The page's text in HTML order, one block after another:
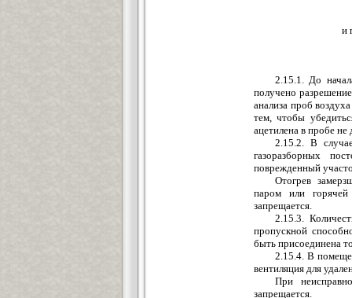
и
2.15.1. До
получено
анализа проб
тем, чтобы
ацетилена в пробе
2.15.2. В
газоразборных
поврежденный
Отогрев
паром или горячей
запрещается.
2.15.3.
пропускной
быть присоединена
2.15.4. В
вентиляция для
При
запрещается.